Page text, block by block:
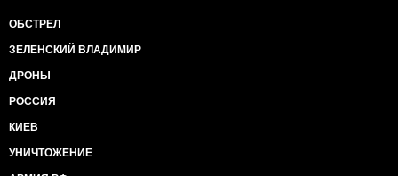
ОБСТРЕЛ
ЗЕЛЕНСКИЙ ВЛАДИМИР
ДРОНЫ
РОССИЯ
КИЕВ
УНИЧТОЖЕНИЕ